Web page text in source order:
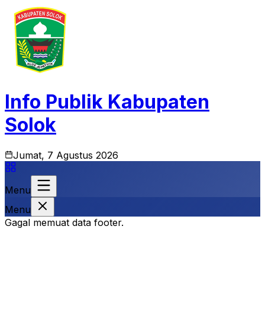
Info Publik Kabupaten
Solok
Jumat, 7 Agustus 2026
Menu
Menu
Gagal memuat data footer.